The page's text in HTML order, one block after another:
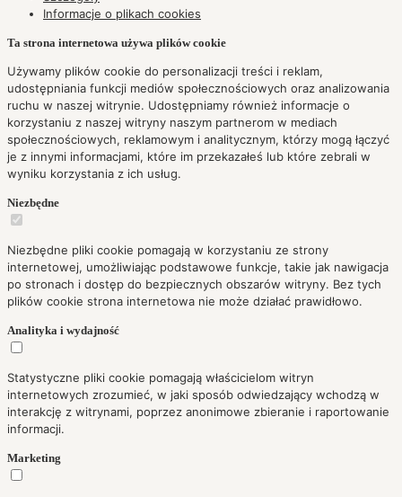
Informacje o plikach cookies
Ta strona internetowa używa plików cookie
Używamy plików cookie do personalizacji treści i reklam,
udostępniania funkcji mediów społecznościowych oraz analizowania
ruchu w naszej witrynie. Udostępniamy również informacje o
korzystaniu z naszej witryny naszym partnerom w mediach
społecznościowych, reklamowym i analitycznym, którzy mogą łączyć
je z innymi informacjami, które im przekazałeś lub które zebrali w
wyniku korzystania z ich usług.
Niezbędne
Niezbędne pliki cookie pomagają w korzystaniu ze strony
internetowej, umożliwiając podstawowe funkcje, takie jak nawigacja
po stronach i dostęp do bezpiecznych obszarów witryny. Bez tych
plików cookie strona internetowa nie może działać prawidłowo.
Analityka i wydajność
Statystyczne pliki cookie pomagają właścicielom witryn
internetowych zrozumieć, w jaki sposób odwiedzający wchodzą w
interakcję z witrynami, poprzez anonimowe zbieranie i raportowanie
informacji.
Marketing